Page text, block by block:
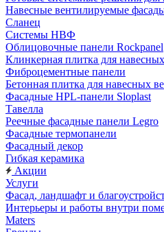
Навесные вентилируемые
Сланец
Системы НВФ
Облицовочные панели Rockpanel
Клинкерная плитка для
Фиброцементные панели
Бетонная плитка для навесных
Фасадные HPL-панели Sloplast
Тавелла
Реечные фасадные панели Legro
Фасадные термопанели
Фасадный декор
Гибкая керамика
Акции
Услуги
Фасад, ландшафт и
Интерьеры и работы внутри
Maters